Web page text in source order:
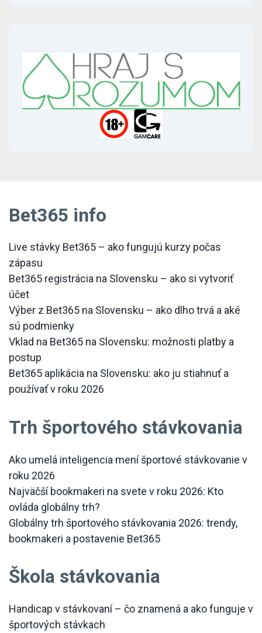
Bet365 info
Live stávky Bet365 – ako fungujú kurzy počas
zápasu
Bet365 registrácia na Slovensku – ako si vytvoriť
účet
Výber z Bet365 na Slovensku – ako dlho trvá a aké
sú podmienky
Vklad na Bet365 na Slovensku: možnosti platby a
postup
Bet365 aplikácia na Slovensku: ako ju stiahnuť a
používať v roku 2026
Trh športového stávkovania
Ako umelá inteligencia mení športové stávkovanie v
roku 2026
Najväčší bookmakeri na svete v roku 2026: Kto
ovláda globálny trh?
Globálny trh športového stávkovania 2026: trendy,
bookmakeri a postavenie Bet365
Škola stávkovania
Handicap v stávkovaní – čo znamená a ako funguje v
športových stávkach